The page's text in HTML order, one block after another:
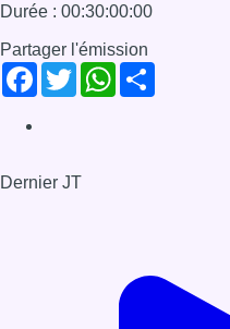
Durée : 00:30:00:00